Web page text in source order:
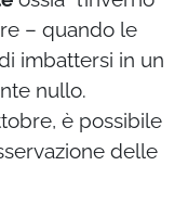
– quando le
imbattersi in un
nullo.
è possibile
delle